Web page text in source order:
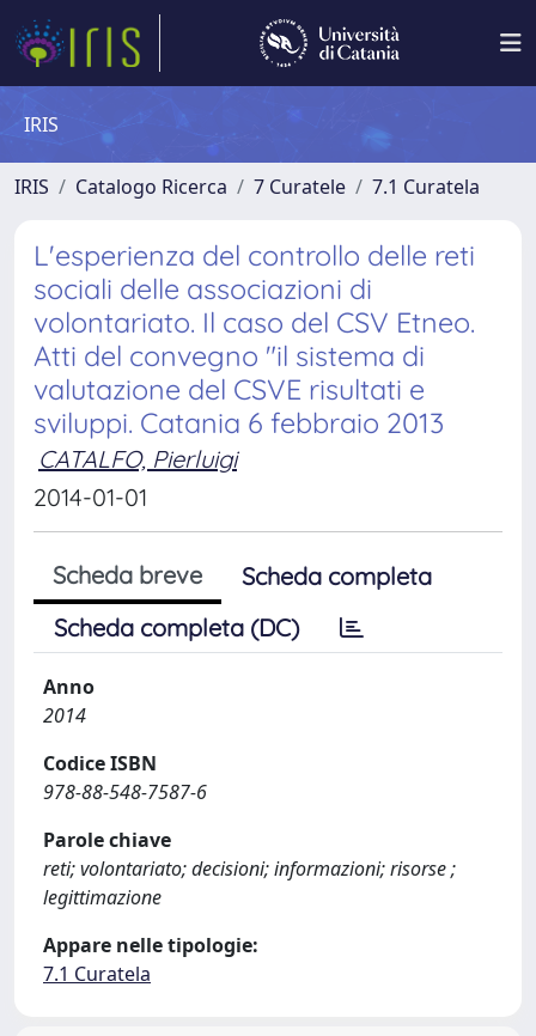
IRIS
IRIS Catalogo Ricerca 7 Curatele 7.1 Curatela
L'esperienza del controllo delle reti
sociali delle associazioni di
volontariato. Il caso del CSV Etneo.
Atti del convegno "il sistema di
valutazione del CSVE risultati e
sviluppi. Catania 6 febbraio 2013
CATALFO, Pierluigi
2014-01-01
Scheda breve
Scheda completa
Scheda completa (DC)
Anno
2014
Codice ISBN
978-88-548-7587-6
Parole chiave
reti; volontariato; decisioni; informazioni; risorse ;
legittimazione
Appare nelle tipologie:
7.1 Curatela